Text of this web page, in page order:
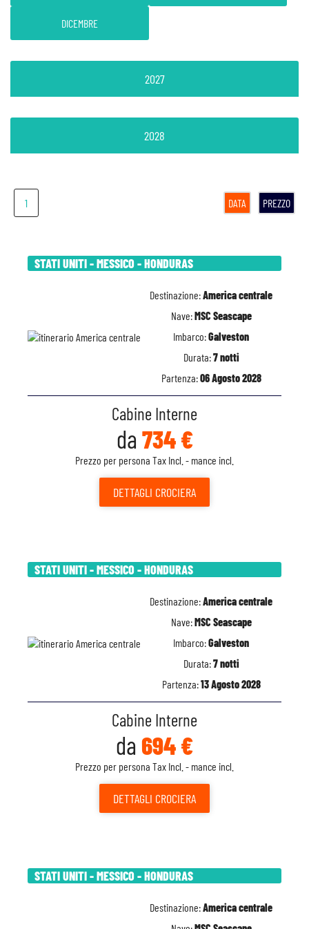
1 DATA PREZZO
STATI UNITI - MESSICO - HONDURAS
Destinazione:America centrale
Nave:MSC Seascape
Imbarco:Galveston
Durata:7 notti
Partenza:06 Agosto 2028
Cabine Interne
da 734 €
Prezzo per persona Tax Incl. - mance incl.
DETTAGLI CROCIERA
STATI UNITI - MESSICO - HONDURAS
Destinazione:America centrale
Nave:MSC Seascape
Imbarco:Galveston
Durata:7 notti
Partenza:13 Agosto 2028
Cabine Interne
da 694 €
Prezzo per persona Tax Incl. - mance incl.
DETTAGLI CROCIERA
STATI UNITI - MESSICO - HONDURAS
Destinazione:America centrale
DICEMBRE
2027
2028